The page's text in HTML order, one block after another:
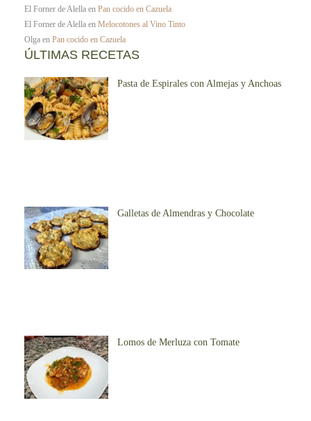
El Forner de Alella en Pan cocido en Cazuela
El Forner de Alella en Melocotones al Vino Tinto
Olga en Pan cocido en Cazuela
ÚLTIMAS RECETAS
Pasta de Espirales con Almejas y Anchoas
Galletas de Almendras y Chocolate
Lomos de Merluza con Tomate